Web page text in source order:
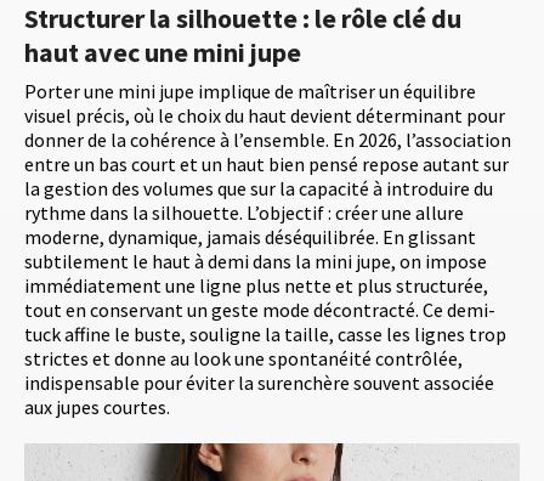
Structurer la silhouette : le rôle clé du
haut avec une mini jupe
Porter une mini jupe implique de maîtriser un équilibre
visuel précis, où le choix du haut devient déterminant pour
donner de la cohérence à l’ensemble. En 2026, l’association
entre un bas court et un haut bien pensé repose autant sur
la gestion des volumes que sur la capacité à introduire du
rythme dans la silhouette. L’objectif : créer une allure
moderne, dynamique, jamais déséquilibrée. En glissant
subtilement le haut à demi dans la mini jupe, on impose
immédiatement une ligne plus nette et plus structurée,
tout en conservant un geste mode décontracté. Ce demi-
tuck affine le buste, souligne la taille, casse les lignes trop
strictes et donne au look une spontanéité contrôlée,
indispensable pour éviter la surenchère souvent associée
aux jupes courtes.